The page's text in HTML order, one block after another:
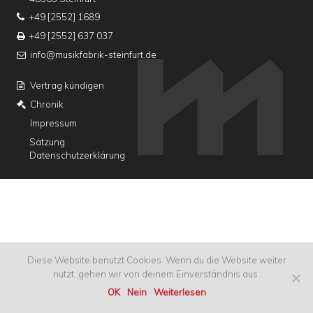
+49 [2552] 1689
+49 [2552] 637 037
info@musikfabrik-steinfurt.de
Vertrag kündigen
Chronik
Impressum
Satzung
Datenschutzerklärung
Diese Website benutzt Cookies. Wenn du die Website weiter
nutzt, gehen wir von deinem Einverständnis aus.
OK
Nein Weiterlesen